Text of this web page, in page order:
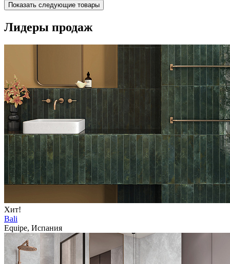
Показать следующие товары
Лидеры продаж
Хит!
Bali
Equipe, Испания